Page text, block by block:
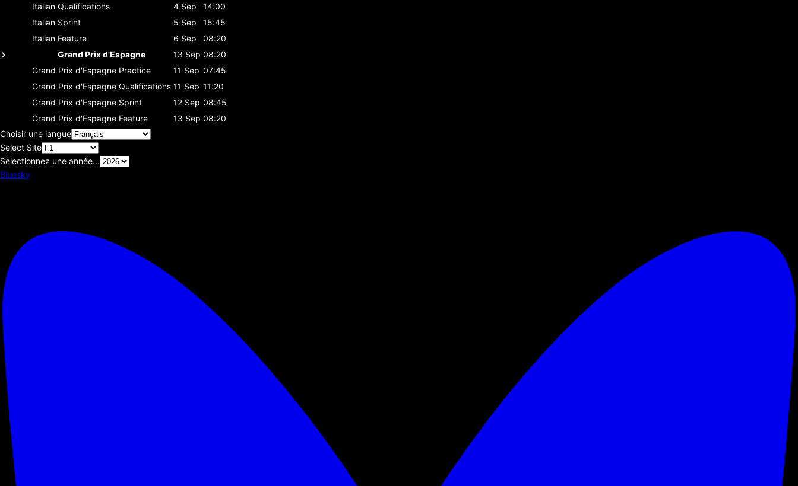
Italian Qualifications 4 Sep
14:00
Italian Sprint 5 Sep
15:45
Italian Feature 6 Sep
08:20
Grand Prix d'Espagne
13 Sep 08:20
Grand Prix d'Espagne Practice 11 Sep 07:45
Grand Prix d'Espagne Qualifications 11 Sep 11:20
Grand Prix d'Espagne Sprint 12 Sep 08:45
Grand Prix d'Espagne Feature 13 Sep 08:20
Choisir une langue
Select Site
Sélectionnez une année...
Bluesky